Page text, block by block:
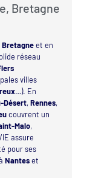
Bretagne
Bretagneet en
réseau
villes
…). En
Désert,Rennes,
couvrent un
Malo,
assure
pour ses
Nanteset